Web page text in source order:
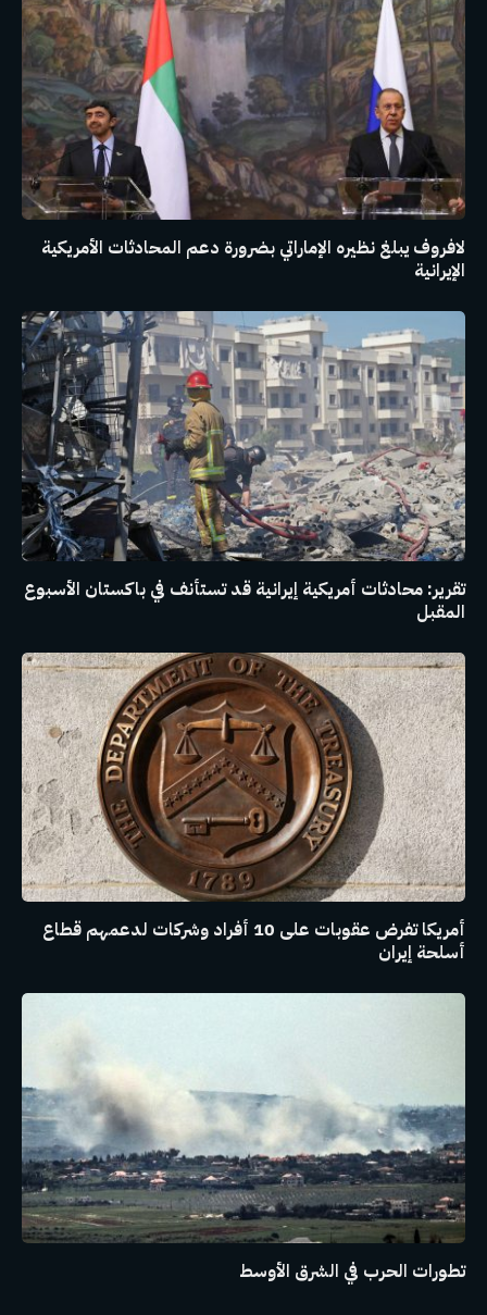
لافروف يبلغ نظيره الإماراتي بضرورة دعم المحادثات الأمريكية
الإيرانية
تقرير: محادثات أمريكية إيرانية قد تستأنف في باكستان الأسبوع
المقبل
أمريكا تفرض عقوبات على 10 أفراد وشركات لدعمهم قطاع
أسلحة إيران
تطورات الحرب في الشرق الأوسط